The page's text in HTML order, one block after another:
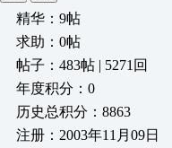
精华：9帖
求助：0帖
帖子：483帖 | 5271回
年度积分：0
历史总积分：8863
注册：2003年11月09日